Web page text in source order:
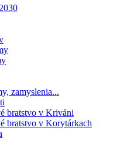
zamyslenia...
bratstvo v Kriváni
bratstvo v Korytárkach